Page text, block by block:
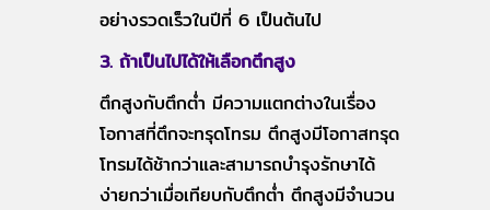
อย่างรวดเร็วในปีที่ 6 เป็นต้นไป
3. ถ้าเป็นไปได้ให้เลือกตึกสูง
ตึกสูงกับตึกต่ำ มีความแตกต่างในเรื่อง
โอกาสที่ตึกจะทรุดโทรม ตึกสูงมีโอกาสทรุด
โทรมได้ช้ากว่าและสามารถบำรุงรักษาได้
ง่ายกว่าเมื่อเทียบกับตึกต่ำ ตึกสูงมีจำนวน